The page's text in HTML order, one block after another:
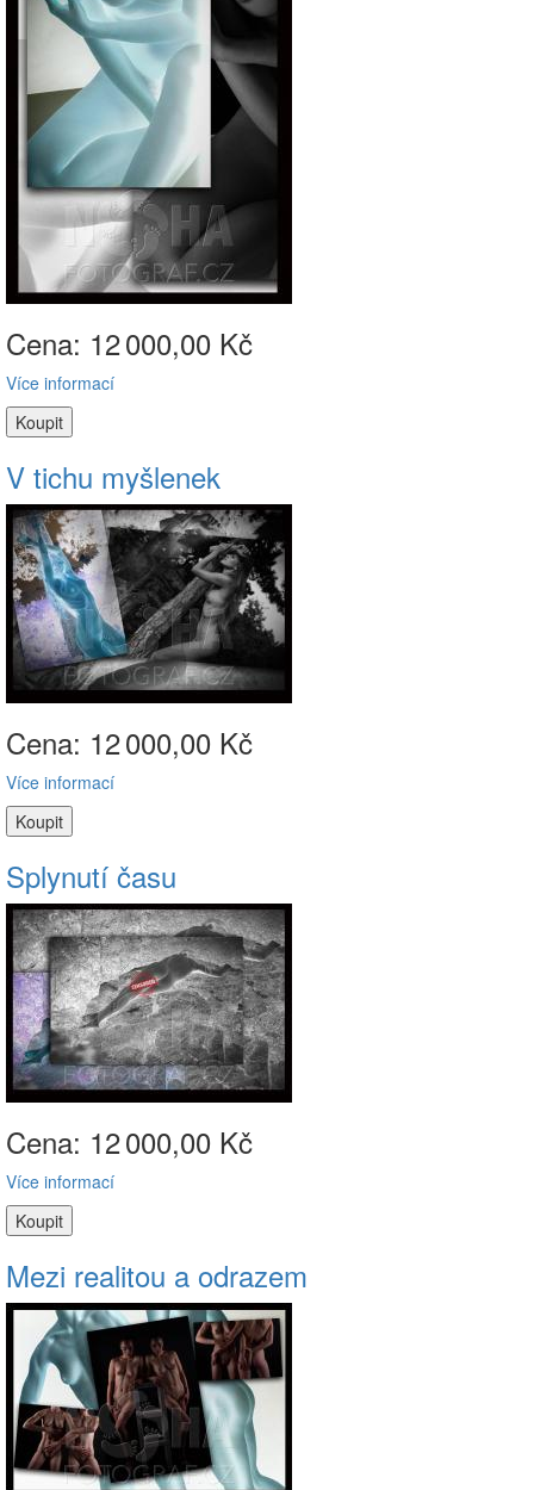
Cena: 12000,00 Kč
Více informací
V tichu myšlenek
Cena: 12000,00 Kč
Více informací
Splynutí času
Cena: 12000,00 Kč
Více informací
Mezi realitou a odrazem